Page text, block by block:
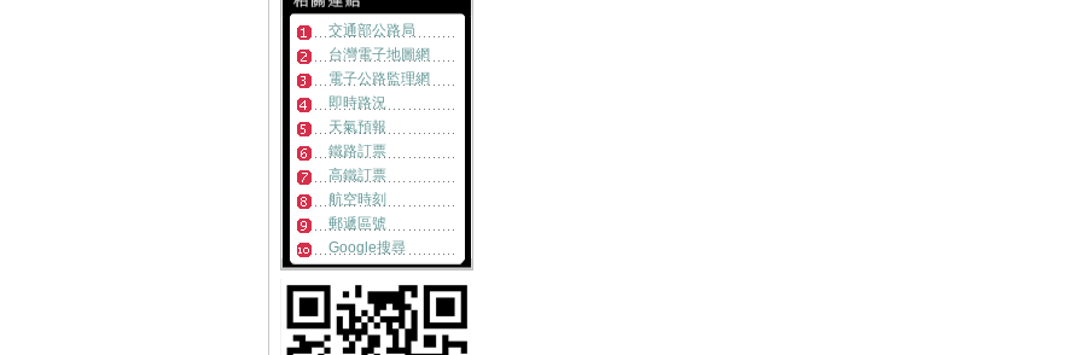
《好康大聲公》滿額
好禮送一波~邀請您回
《好康大聲公-汽車》
來店試乘~送您精美好
《好康大聲公》
MOTORCYCLE交車禮
送您限量收納組
Honda NEW HR-V發
表首週突破500台訂單
Honda ALL NEW HR-
V跨界浪潮勢不可擋 訂
單突破2200張!!
《好康大聲公-汽車》
炎熱退散!! 汽車試乘好
交通部公路局
台灣電子地圖網
電子公路監理網
即時路況
天氣預報
鐵路訂票
高鐵訂票
航空時刻
郵遞區號
Google搜尋